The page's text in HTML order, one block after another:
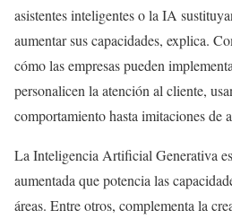
asistentes inteligentes o la IA
aumentar sus capacidades, explica.
cómo las empresas pueden
personalicen la atención al cliente,
comportamiento hasta imitaciones de
La Inteligencia Artificial Generativa
aumentada que potencia las
áreas. Entre otros, complementa la